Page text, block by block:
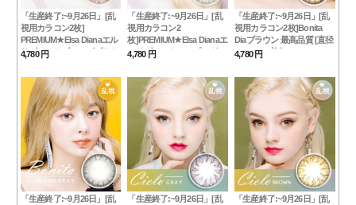
「生産終了:~9月26日」[乱
視用カラコン2枚]
PREMIUM★Elsa Dianaエル
サダイアナブロンズブラウ
着色：13.6mm] Diana
Brown
4,780 円
「生産終了:~9月26日」[乱
視用カラコン2
枚]PREMIUM★Elsa Dianaエ
ルサダイアナアップルグレ
着色：13.6mm] Elsa Diana
Gray
4,780 円
「生産終了:~9月26日」[乱
視用カラコン2枚]Bonita
Diaブラウン 最高品質 [直径
: 14.0mm 着色：13.4mm]
4,780 円
「生産終了:~9月26日」[乱
「生産終了:~9月26日」[乱
「生産終了:~9月26日」[乱